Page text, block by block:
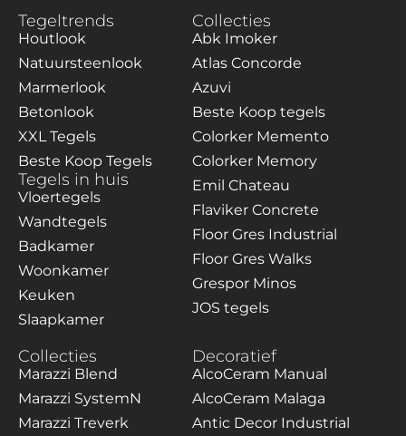
Tegeltrends
Houtlook
Natuursteenlook
Marmerlook
Betonlook
XXL Tegels
Beste Koop Tegels
Tegels in huis
Vloertegels
Wandtegels
Badkamer
Woonkamer
Keuken
Slaapkamer
Collecties
Abk Imoker
Atlas Concorde
Azuvi
Beste Koop tegels
Colorker Memento
Colorker Memory
Emil Chateau
Flaviker Concrete
Floor Gres Industrial
Floor Gres Walks
Grespor Minos
JOS tegels
Collecties
Marazzi Blend
Marazzi SystemN
Marazzi Treverk
Decoratief
AlcoCeram Manual
AlcoCeram Malaga
Antic Decor Industrial